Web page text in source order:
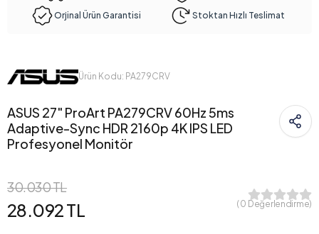
Orjinal Ürün Garantisi Stoktan Hızlı Teslimat
Ürün Kodu: PA279CRV
ASUS 27" ProArt PA279CRV 60Hz 5ms
Adaptive-Sync HDR 2160p 4K IPS LED
Profesyonel Monitör
30.030 TL
28.092 TL ( 0 Değerlendirme)